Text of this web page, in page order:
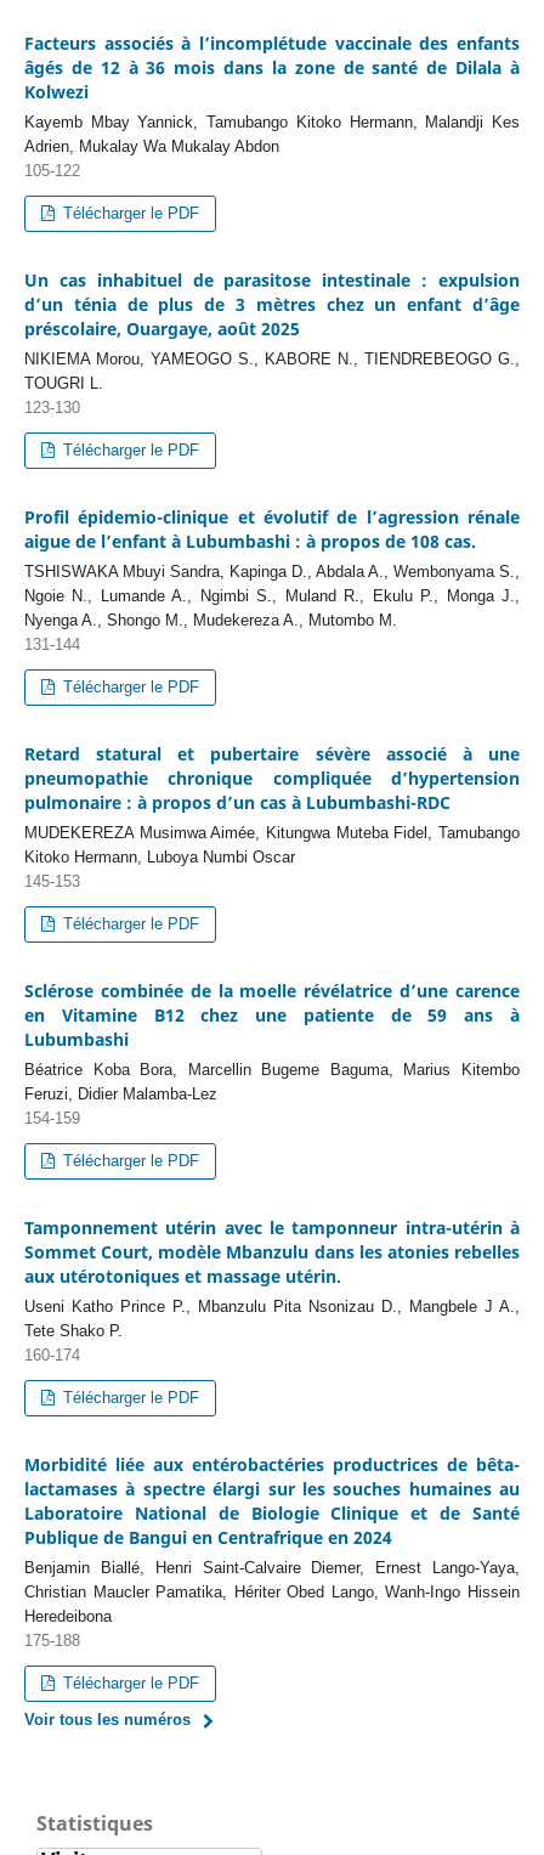
Facteurs associés à l’incomplétude vaccinale des enfants
âgés de 12 à 36 mois dans la zone de santé de Dilala à
Kolwezi
Kayemb Mbay Yannick, Tamubango Kitoko Hermann, Malandji Kes
Adrien, Mukalay Wa Mukalay Abdon
105-122
Télécharger le PDF
Un cas inhabituel de parasitose intestinale : expulsion
d’un ténia de plus de 3 mètres chez un enfant d’âge
préscolaire, Ouargaye, août 2025
NIKIEMA Morou, YAMEOGO S., KABORE N., TIENDREBEOGO G.,
TOUGRI L.
123-130
Télécharger le PDF
Profil épidemio-clinique et évolutif de l’agression rénale
aigue de l’enfant à Lubumbashi : à propos de 108 cas.
TSHISWAKA Mbuyi Sandra, Kapinga D., Abdala A., Wembonyama S.,
Ngoie N., Lumande A., Ngimbi S., Muland R., Ekulu P., Monga J.,
Nyenga A., Shongo M., Mudekereza A., Mutombo M.
131-144
Télécharger le PDF
Retard statural et pubertaire sévère associé à une
pneumopathie chronique compliquée d’hypertension
pulmonaire : à propos d’un cas à Lubumbashi-RDC
MUDEKEREZA Musimwa Aimée, Kitungwa Muteba Fidel, Tamubango
Kitoko Hermann, Luboya Numbi Oscar
145-153
Télécharger le PDF
Sclérose combinée de la moelle révélatrice d’une carence
en Vitamine B12 chez une patiente de 59 ans à
Lubumbashi
Béatrice Koba Bora, Marcellin Bugeme Baguma, Marius Kitembo
Feruzi, Didier Malamba-Lez
154-159
Télécharger le PDF
Tamponnement utérin avec le tamponneur intra-utérin à
Sommet Court, modèle Mbanzulu dans les atonies rebelles
aux utérotoniques et massage utérin.
Useni Katho Prince P., Mbanzulu Pita Nsonizau D., Mangbele J A.,
Tete Shako P.
160-174
Télécharger le PDF
Morbidité liée aux entérobactéries productrices de bêta-
lactamases à spectre élargi sur les souches humaines au
Laboratoire National de Biologie Clinique et de Santé
Publique de Bangui en Centrafrique en 2024
Benjamin Biallé, Henri Saint-Calvaire Diemer, Ernest Lango-Yaya,
Christian Maucler Pamatika, Hériter Obed Lango, Wanh-Ingo Hissein
Heredeibona
175-188
Télécharger le PDF
Voir tous les numéros
Statistiques